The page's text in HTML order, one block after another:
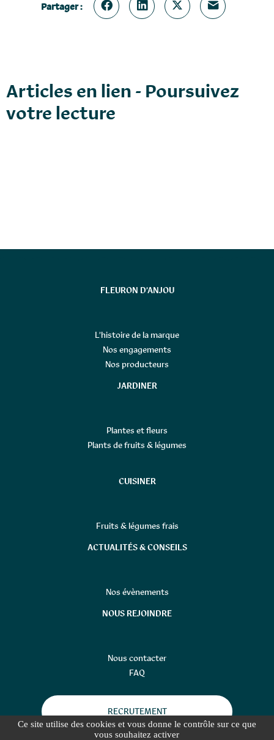
Ce site utilise des cookies et vous donne le contrôle sur ce que
vous souhaitez activer
Partager :
Articles en lien - Poursuivez
votre lecture
FLEURON D’ANJOU
L’histoire de la marque
Nos engagements
Nos producteurs
JARDINER
Plantes et fleurs
Plants de fruits & légumes
CUISINER
Fruits & légumes frais
ACTUALITÉS & CONSEILS
Nos évènements
NOUS REJOINDRE
Nous contacter
FAQ
RECRUTEMENT